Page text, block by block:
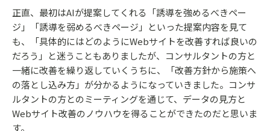
正直、最初はAIが提案してくれる「誘導を強めるべきペー
ジ」「誘導を弱めるべきページ」といった提案内容を見て
も、「具体的にはどのようにWebサイトを改善すれば良いの
だろう」と迷うこともありましたが、コンサルタントの方と
一緒に改善を繰り返していくうちに、「改善方針から施策へ
の落とし込み方」が分かるようになっていきました。コンサ
ルタントの方とのミーティングを通じて、データの見方と
Webサイト改善のノウハウを得ることができたのだと思いま
す。